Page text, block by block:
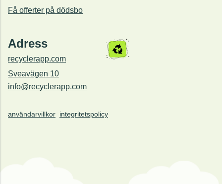
Få offerter på dödsbo
Adress
recyclerapp.com
Sveavägen 10
info@recyclerapp.com
användarvillkor integritetspolicy